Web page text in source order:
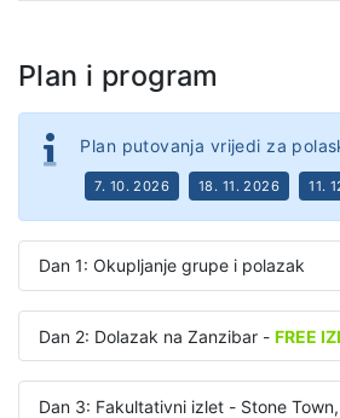
Plan i program
Plan putovanja vrijedi za
7. 10. 2026 18. 11. 2026 11.
Dan 1: Okupljanje grupe i polazak
Dan 2: Dolazak na Zanzibar - FREE
Dan 3: Fakultativni izlet - Stone